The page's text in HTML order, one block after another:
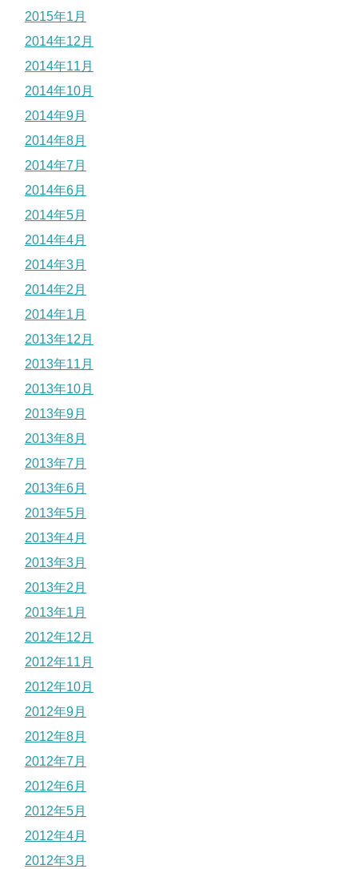
2015年1月
2014年12月
2014年11月
2014年10月
2014年9月
2014年8月
2014年7月
2014年6月
2014年5月
2014年4月
2014年3月
2014年2月
2014年1月
2013年12月
2013年11月
2013年10月
2013年9月
2013年8月
2013年7月
2013年6月
2013年5月
2013年4月
2013年3月
2013年2月
2013年1月
2012年12月
2012年11月
2012年10月
2012年9月
2012年8月
2012年7月
2012年6月
2012年5月
2012年4月
2012年3月